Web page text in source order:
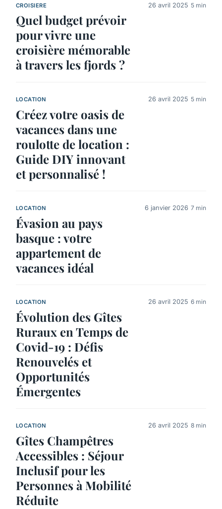
CROISIERE
Quel budget prévoir
pour vivre une
croisière mémorable
à travers les fjords ?
26 avril 2025 5 min
LOCATION
Créez votre oasis de
vacances dans une
roulotte de location :
Guide DIY innovant
et personnalisé !
26 avril 2025 5 min
LOCATION
Évasion au pays
basque : votre
appartement de
vacances idéal
6 janvier 2026 7 min
LOCATION
Évolution des Gîtes
Ruraux en Temps de
Covid-19 : Défis
Renouvelés et
Opportunités
Émergentes
26 avril 2025 6 min
LOCATION
Gîtes Champêtres
Accessibles : Séjour
Inclusif pour les
Personnes à Mobilité
Réduite
26 avril 2025 8 min